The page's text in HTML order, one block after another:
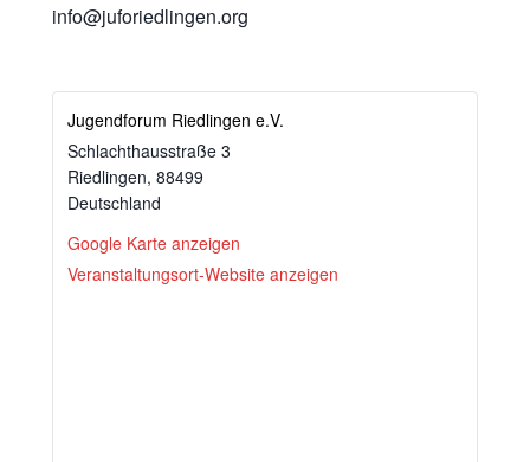
info@juforiedlingen.org
Jugendforum Riedlingen e.V.
Schlachthausstraße 3
Riedlingen, 88499
Deutschland
Google Karte anzeigen
Veranstaltungsort-Website anzeigen